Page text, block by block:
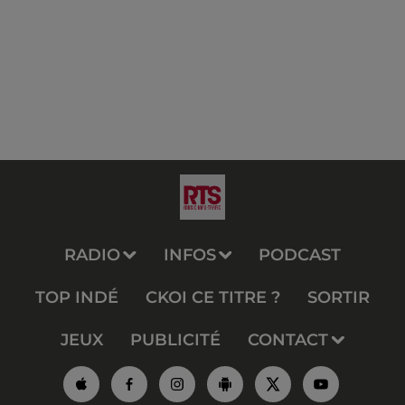
RADIO INFOS PODCAST
TOP INDÉ CKOI CE TITRE ? SORTIR
JEUX PUBLICITÉ CONTACT